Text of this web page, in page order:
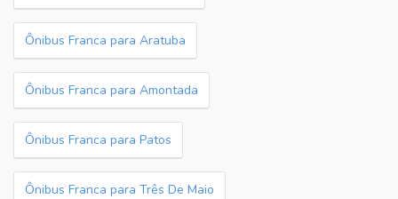
Ônibus Franca para Aratuba
Ônibus Franca para Amontada
Ônibus Franca para Patos
Ônibus Franca para Três De Maio